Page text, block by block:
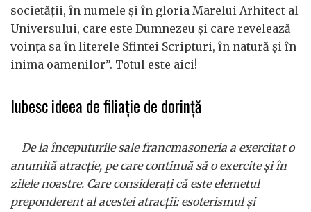
societăţii, în numele şi în gloria Marelui Arhitect al
Universului, care este Dumnezeu şi care revelează
voinţa sa în literele Sfintei Scripturi, în natură şi în
inima oamenilor”. Totul este aici!
Iubesc ideea de filiație de dorință
– De la începuturile sale francmasoneria a exercitat o
anumită atracţie, pe care continuă să o exercite şi în
zilele noastre. Care consideraţi că este elemetul
preponderent al acestei atracţii: esoterismul şi